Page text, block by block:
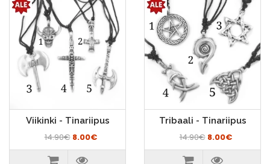
Viikinki - Tinariipus
14.90€ 8.00€
Tribaali - Tinariipus
14.90€ 8.00€